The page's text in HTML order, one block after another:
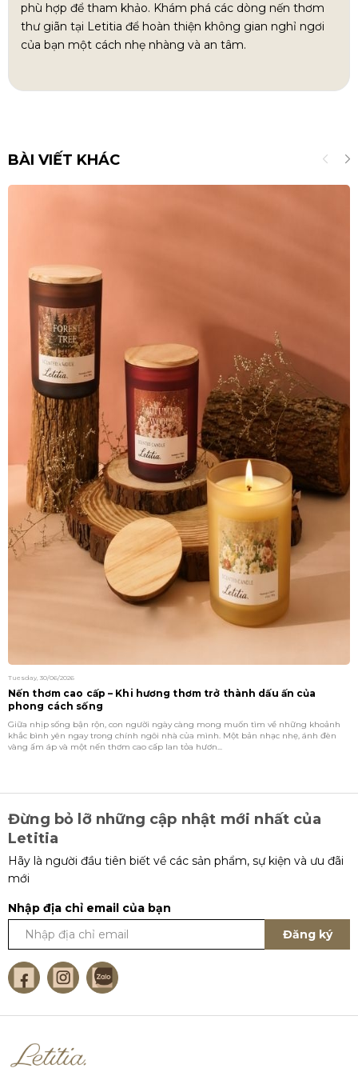
phù hợp để tham khảo. Khám phá các dòng nến thơm
thư giãn tại Letitia để hoàn thiện không gian nghỉ ngơi
của bạn một cách nhẹ nhàng và an tâm.
BÀI VIẾT KHÁC
Tuesday, 30/06/2026
Nến thơm cao cấp – Khi hương thơm trở thành dấu ấn của
phong cách sống
Giữa nhịp sống bận rộn, con người ngày càng mong muốn tìm về những khoảnh
khắc bình yên ngay trong chính ngôi nhà của mình. Một bản nhạc nhẹ, ánh đèn
vàng ấm áp và một nến thơm cao cấp lan tỏa hươn...
Đừng bỏ lỡ những cập nhật mới nhất của
Letitia
Hãy là người đầu tiên biết về các sản phẩm, sự kiện và ưu đãi
mới
Nhập địa chỉ email của bạn
Đăng ký